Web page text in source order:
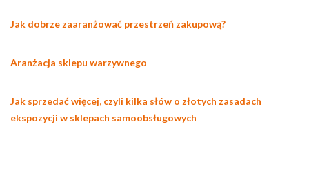
Jak dobrze zaaranżować przestrzeń zakupową?
Aranżacja sklepu warzywnego
Jak sprzedać więcej, czyli kilka słów o złotych zasadach
ekspozycji w sklepach samoobsługowych